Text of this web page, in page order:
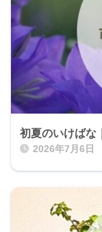
初夏のいけばな
2026年7月6日